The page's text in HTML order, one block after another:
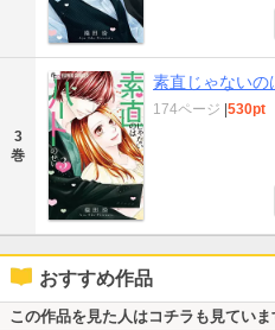
3
巻
素直じゃないの
174ページ |530pt
おすすめ作品
この作品を見た人はコチラも見ていま